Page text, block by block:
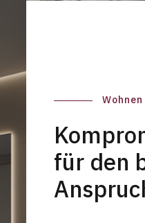
für den